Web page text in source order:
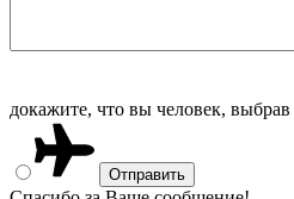
докажите, что вы человек, выбрав